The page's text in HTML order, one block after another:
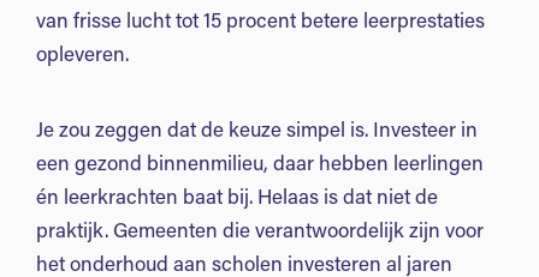
van frisse lucht tot 15 procent betere leerprestaties
opleveren.
Je zou zeggen dat de keuze simpel is. Investeer in
een gezond binnenmilieu, daar hebben leerlingen
én leerkrachten baat bij. Helaas is dat niet de
praktijk. Gemeenten die verantwoordelijk zijn voor
het onderhoud aan scholen investeren al jaren